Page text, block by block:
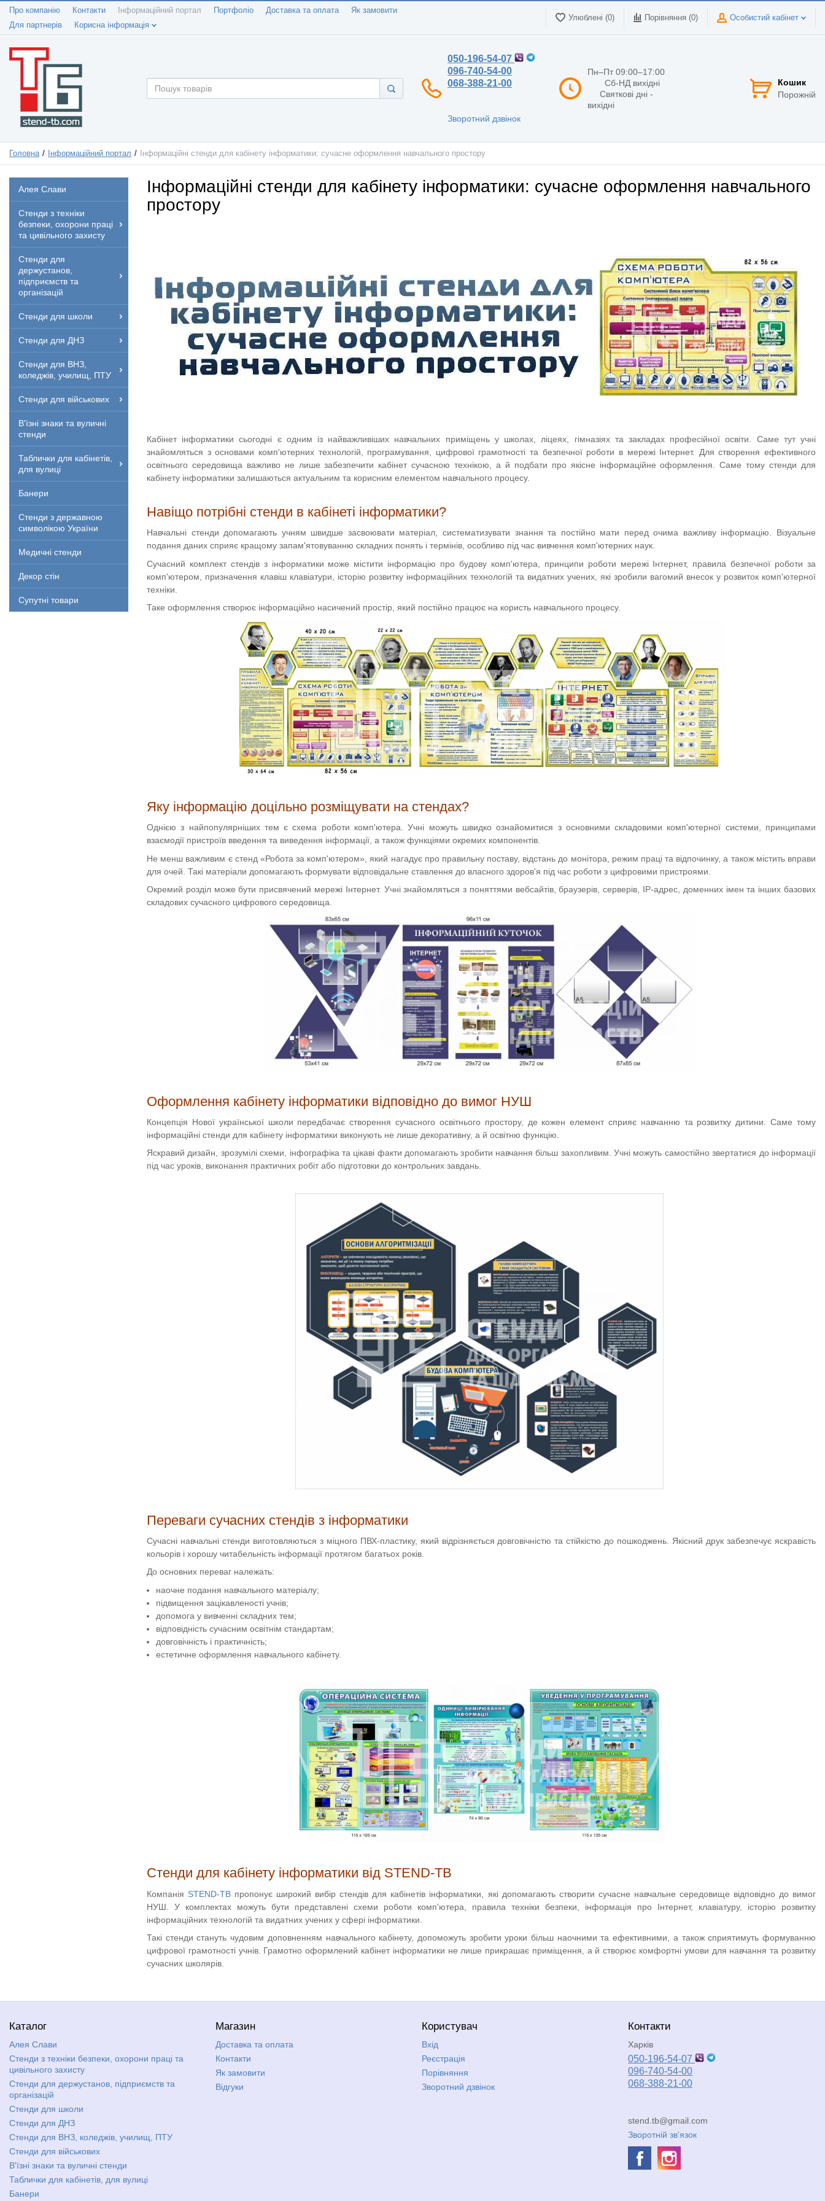
Про компанію Контакти Інформаційний портал Портфоліо Доставка та оплата
Як замовити
Для партнерів
Корисна інформація
Улюблені (0) Порівняння (0) Особистий кабінет
050-196-54-07
096-740-54-00
068-388-21-00
Зворотний дзвінок
Пн–Пт 09:00–17:00
Сб-НД вихідні
Святкові дні -
вихідні
Кошик
Порожній
Головна Інформаційний портал Інформаційні стенди для кабінету інформатики: сучасне оформлення навчального простору
Алея Слави
Стенди з техніки
безпеки, охорони праці
та цивільного захисту
Стенди для
держустанов,
підприємств та
організацій
Стенди для школи
Стенди для ДНЗ
Стенди для ВНЗ,
коледжів, училищ, ПТУ
Стенди для військових
В'їзні знаки та вуличні
стенди
Таблички для кабінетів,
для вулиці
Банери
Стенди з державною
символікою України
Медичні стенди
Декор стін
Супутні товари
Інформаційні стенди для кабінету інформатики: сучасне оформлення навчального
простору
Кабінет інформатики сьогодні є одним із найважливіших навчальних приміщень у школах, ліцеях, гімназіях та закладах професійної освіти. Саме тут учні
знайомляться з основами комп'ютерних технологій, програмування, цифрової грамотності та безпечної роботи в мережі Інтернет. Для створення ефективного
освітнього середовища важливо не лише забезпечити кабінет сучасною технікою, а й подбати про якісне інформаційне оформлення. Саме тому стенди для
кабінету інформатики залишаються актуальним та корисним елементом навчального процесу.
Навіщо потрібні стенди в кабінеті інформатики?
Навчальні стенди допомагають учням швидше засвоювати матеріал, систематизувати знання та постійно мати перед очима важливу інформацію. Візуальне
подання даних сприяє кращому запам'ятовуванню складних понять і термінів, особливо під час вивчення комп'ютерних наук.
Сучасний комплект стендів з інформатики може містити інформацію про будову комп'ютера, принципи роботи мережі Інтернет, правила безпечної роботи за
комп'ютером, призначення клавіш клавіатури, історію розвитку інформаційних технологій та видатних учених, які зробили вагомий внесок у розвиток комп'ютерної
техніки.
Таке оформлення створює інформаційно насичений простір, який постійно працює на користь навчального процесу.
Яку інформацію доцільно розміщувати на стендах?
Однією з найпопулярніших тем є схема роботи комп'ютера. Учні можуть швидко ознайомитися з основними складовими комп'ютерної системи, принципами
взаємодії пристроїв введення та виведення інформації, а також функціями окремих компонентів.
Не менш важливим є стенд «Робота за комп'ютером», який нагадує про правильну поставу, відстань до монітора, режим праці та відпочинку, а також містить вправи
для очей. Такі матеріали допомагають формувати відповідальне ставлення до власного здоров'я під час роботи з цифровими пристроями.
Окремий розділ може бути присвячений мережі Інтернет. Учні знайомляться з поняттями вебсайтів, браузерів, серверів, IP-адрес, доменних імен та інших базових
складових сучасного цифрового середовища.
Оформлення кабінету інформатики відповідно до вимог НУШ
Концепція Нової української школи передбачає створення сучасного освітнього простору, де кожен елемент сприяє навчанню та розвитку дитини. Саме тому
інформаційні стенди для кабінету інформатики виконують не лише декоративну, а й освітню функцію.
Яскравий дизайн, зрозумілі схеми, інфографіка та цікаві факти допомагають зробити навчання більш захопливим. Учні можуть самостійно звертатися до інформації
під час уроків, виконання практичних робіт або підготовки до контрольних завдань.
Переваги сучасних стендів з інформатики
Сучасні навчальні стенди виготовляються з міцного ПВХ-пластику, який відрізняється довговічністю та стійкістю до пошкоджень. Якісний друк забезпечує яскравість
кольорів і хорошу читабельність інформації протягом багатьох років.
До основних переваг належать:
наочне подання навчального матеріалу;
підвищення зацікавленості учнів;
допомога у вивченні складних тем;
відповідність сучасним освітнім стандартам;
довговічність і практичність;
естетичне оформлення навчального кабінету.
Стенди для кабінету інформатики від STEND-TB
Компанія STEND-TB пропонує широкий вибір стендів для кабінетів інформатики, які допомагають створити сучасне навчальне середовище відповідно до вимог
НУШ. У комплектах можуть бути представлені схеми роботи комп'ютера, правила техніки безпеки, інформація про Інтернет, клавіатуру, історію розвитку
інформаційних технологій та видатних учених у сфері інформатики.
Такі стенди стануть чудовим доповненням навчального кабінету, допоможуть зробити уроки більш наочними та ефективними, а також сприятимуть формуванню
цифрової грамотності учнів. Грамотно оформлений кабінет інформатики не лише прикрашає приміщення, а й створює комфортні умови для навчання та розвитку
сучасних школярів.
Каталог
Алея Слави
Стенди з техніки безпеки, охорони праці та
цивільного захисту
Стенди для держустанов, підприємств та
організацій
Стенди для школи
Стенди для ДНЗ
Стенди для ВНЗ, коледжів, училищ, ПТУ
Стенди для військових
В'їзні знаки та вуличні стенди
Таблички для кабінетів, для вулиці
Банери
Магазин
Доставка та оплата
Контакти
Як замовити
Відгуки
Користувач
Вхід
Реєстрація
Порівняння
Зворотний дзвінок
Контакти
Харків
050-196-54-07
096-740-54-00
068-388-21-00
stend.tb@gmail.com
Зворотній зв'язок